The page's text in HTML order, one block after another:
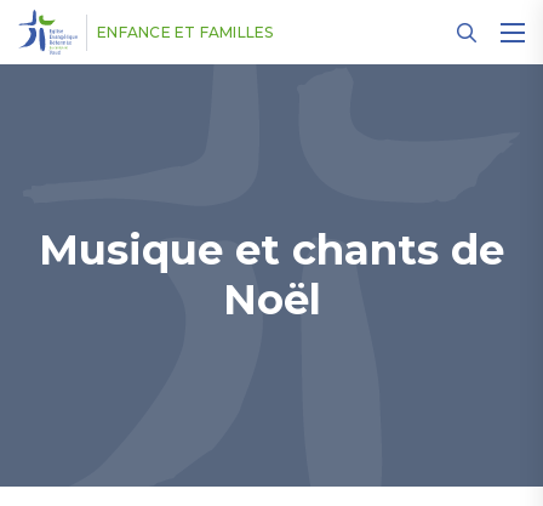
ENFANCE ET FAMILLES
Musique et chants de
Noël
Panneau de gestion des cookies